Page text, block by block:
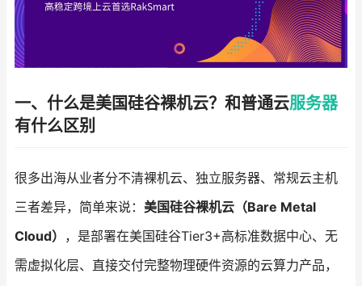
一、什么是美国硅谷裸机云？和普通云服务器
有什么区别
很多出海从业者分不清裸机云、独立服务器、常规云主机
三者差异，简单来说： 美国硅谷裸机云（Bare Metal
Cloud）
，是部署在美国硅谷Tier3+高标准数据中心、无
需虚拟化层、直接交付完整物理硬件资源的云算力产品，